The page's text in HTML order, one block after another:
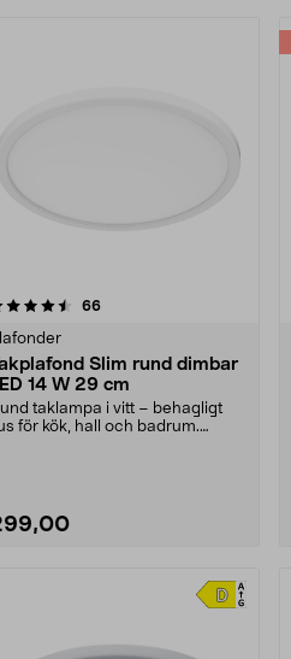
66recensioner
Slim rund dimbar
14 W 29 cm
taklampa i vitt – behagligt
för kök, hall och badrum.
5.0 av 5 stjärnor